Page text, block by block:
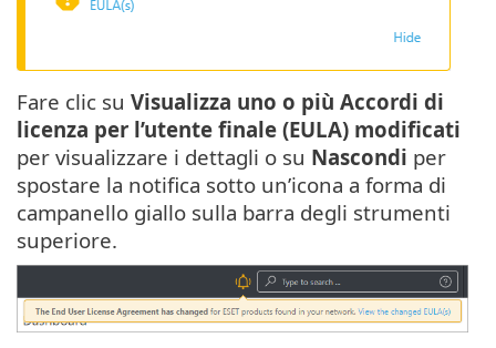
Fare clic su Visualizza uno o più Accordi di
licenza per l’utente finale (EULA) modificati
per visualizzare i dettagli o su Nascondi per
spostare la notifica sotto un’icona a forma di
campanello giallo sulla barra degli strumenti
superiore.